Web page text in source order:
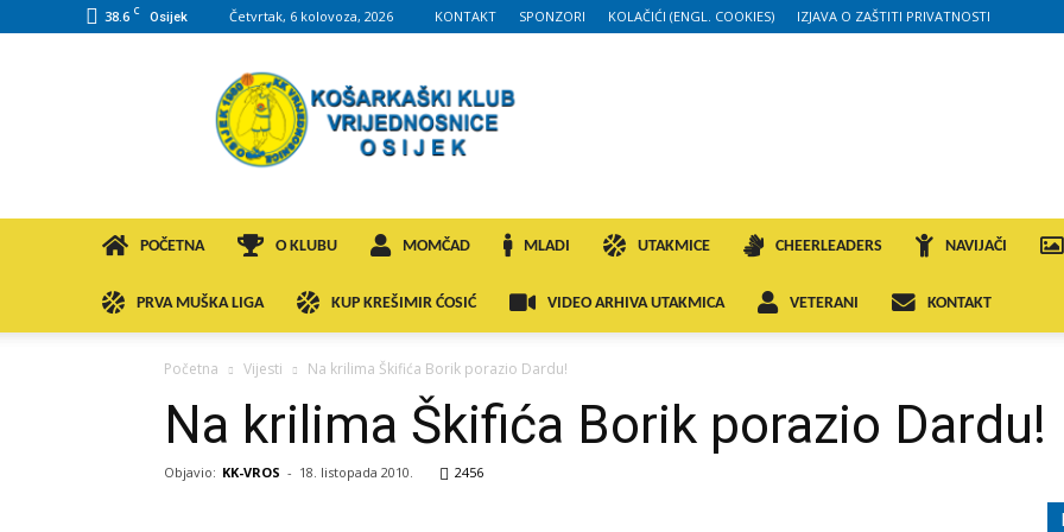
38.6 C Osijek Četvrtak, 6 kolovoza, 2026 KONTAKT SPONZORI KOLAČIĆI (ENGL. COOKIES) IZJAVA O ZAŠTITI PRIVATNOSTI
KK
VROS
POČETNA O KLUBU MOMČAD MLADI UTAKMICE CHEERLEADERS NAVIJAČI
PRVA MUŠKA LIGA KUP KREŠIMIR ĆOSIĆ VIDEO ARHIVA UTAKMICA VETERANI KONTAKT
Početna Vijesti Na krilima Škifića Borik porazio Dardu!
Na krilima Škifića Borik porazio Dardu!
Objavio: KK-VROS - 18. listopada 2010. 2456